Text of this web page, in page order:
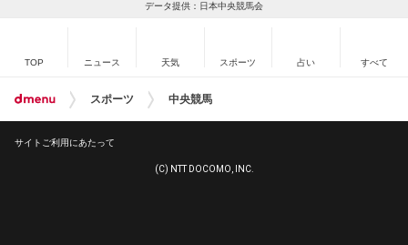
データ提供：日本中央競馬会
TOP ニュース 天気 スポーツ 占い すべて
スポーツ 中央競馬
サイトご利用にあたって
(C) NTT DOCOMO, INC.